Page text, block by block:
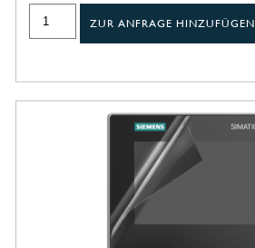
ZUR ANFRAGE HINZUFÜGEN